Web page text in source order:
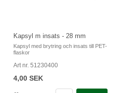
Kapsyl m insats - 28 mm
Kapsyl med brytring och insats till PET-
flaskor
Art nr. 51230400
4,00 SEK